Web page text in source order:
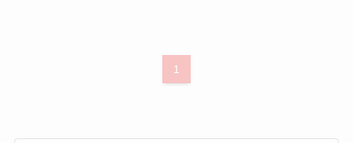
1